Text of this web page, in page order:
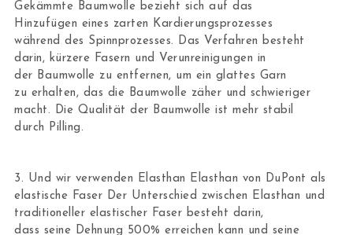
Gekämmte Baumwolle bezieht sich auf das
Hinzufügen eines zarten Kardierungsprozesses
während des Spinnprozesses. Das Verfahren besteht
darin, kürzere Fasern und Verunreinigungen in
der Baumwolle zu entfernen, um ein glattes Garn
zu erhalten, das die Baumwolle zäher und schwieriger
macht. Die Qualität der Baumwolle ist mehr stabil
durch Pilling.
3. Und wir verwenden Elasthan Elasthan von DuPont als
elastische Faser Der Unterschied zwischen Elasthan und
traditioneller elastischer Faser besteht darin,
dass seine Dehnung 500% erreichen kann und seine